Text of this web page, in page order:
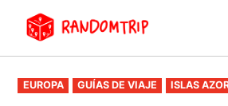
contenido
PUBLICADO
EN
EUROPA GUÍAS DE VIAJE ISLAS